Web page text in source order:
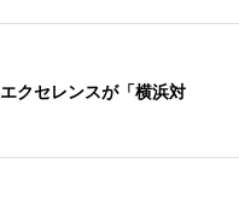
クセレンスが「横浜対